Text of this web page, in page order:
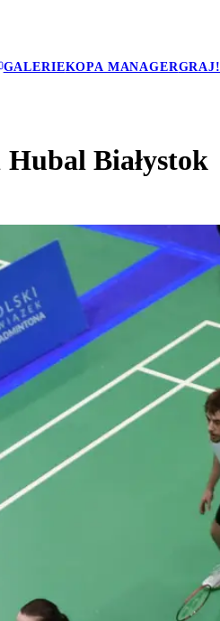
GALERIEKOPA MANAGERGRAJ!
Hubal Białystok